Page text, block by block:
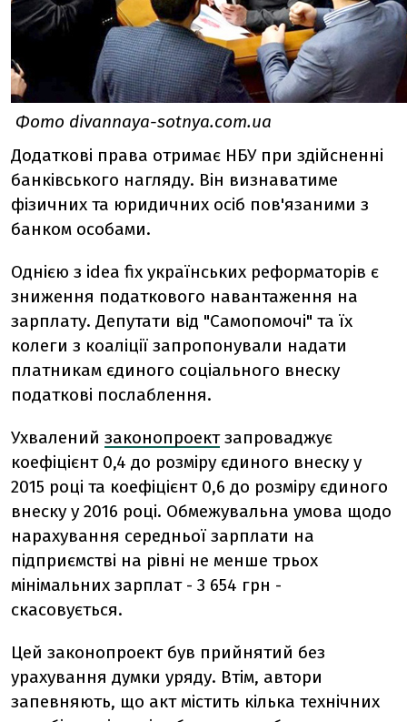
Фото divannaya-sotnya.com.ua
Додаткові права отримає НБУ при здійсненні
банківського нагляду. Він визнаватиме
фізичних та юридичних осіб пов'язаними з
банком особами.
Однією з idea fix українських реформаторів є
зниження податкового навантаження на
зарплату. Депутати від "Самопомочі" та їх
колеги з коаліції запропонували надати
платникам єдиного соціального внеску
податкові послаблення.
Ухвалений законопроектзапроваджує
коефіцієнт 0,4 до розміру єдиного внеску у
2015 році та коефіцієнт 0,6 до розміру єдиного
внеску у 2016 році. Обмежувальна умова щодо
нарахування середньої зарплати на
підприємстві на рівні не менше трьох
мінімальних зарплат - 3 654 грн -
скасовується.
Цей законопроект був прийнятий без
урахування думки уряду. Втім, автори
запевняють, що акт містить кілька технічних